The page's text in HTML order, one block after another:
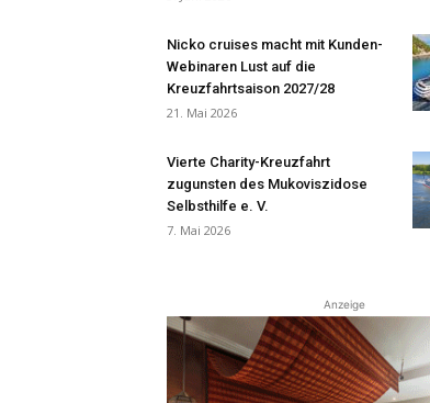
Nicko cruises macht mit Kunden-
Webinaren Lust auf die
Kreuzfahrtsaison 2027/28
21. Mai 2026
Vierte Charity-Kreuzfahrt
zugunsten des Mukoviszidose
Selbsthilfe e. V.
7. Mai 2026
Anzeige